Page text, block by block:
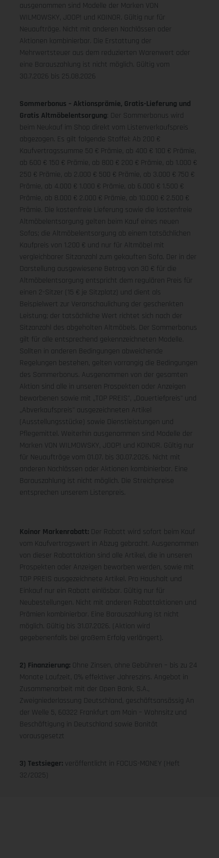
ausgenommen sind Modelle der Marken VON
WILMOWSKY, JOOP! und KOINOR. Gültig nur für
Neuaufträge. Nicht mit anderen Nachlässen oder
Aktionen kombinierbar. Die Erstattung der
Mehrwertsteuer aus dem reduzierten Warenwert oder
eine Barauszahlung ist nicht möglich. Gültig vom
30.7.2026 bis 25.08.2026
Sommerbonus – Aktionsprämie, Gratis-Lieferung und
Gratis Altmöbelentsorgung: Der Sommerbonus wird
beim Neukauf im Shop direkt vom Listenverkaufspreis
abgezogen. Es gilt folgende Staffel: Ab 200 €
Kaufvertragssumme 50 € Prämie, ab 400 € 100 € Prämie,
ab 600 € 150 € Prämie, ab 800 € 200 € Prämie, ab 1.000 €
250 € Prämie, ab 2.000 € 500 € Prämie, ab 3.000 € 750 €
Prämie, ab 4.000 € 1.000 € Prämie, ab 6.000 € 1.500 €
Prämie, ab 8.000 € 2.000 € Prämie, ab 10.000 € 2.500 €
Prämie. Die kostenfreie Lieferung sowie die kostenfreie
Altmöbelentsorgung gelten beim Kauf eines neuen
Sofas; die Altmöbelentsorgung ab einem tatsächlichen
Kaufpreis von 1.200 € und nur für Altmöbel mit
vergleichbarer Sitzanzahl zum gekauften Sofa. Der in der
Darstellung ausgewiesene Betrag von 30 € für die
Altmöbelentsorgung entspricht dem regulären Preis für
einen 2-Sitzer (15 € je Sitzplatz) und dient als
Beispielwert zur Veranschaulichung der geschenkten
Leistung; der tatsächliche Wert richtet sich nach der
Sitzanzahl des abgeholten Altmöbels. Der Sommerbonus
gilt für alle entsprechend gekennzeichneten Modelle.
Sollten in anderen Bedingungen abweichende
Regelungen bestehen, gelten vorrangig die Bedingungen
des Sommerbonus. Ausgenommen von der gesamten
Aktion sind alle in unseren Prospekten oder Anzeigen
beworbenen sowie mit „TOP PREIS", „Dauertiefpreis" und
„Abverkaufspreis" ausgezeichneten Artikel
(Ausstellungsstücke) sowie Dienstleistungen und
Pflegemittel. Weiterhin ausgenommen sind Modelle der
Marken VON WILMOWSKY, JOOP! und KOINOR. Gültig nur
für Neuaufträge vom 01.07. bis 30.07.2026. Nicht mit
anderen Nachlässen oder Aktionen kombinierbar. Eine
Barauszahlung ist nicht möglich. Die Streichpreise
entsprechen unserem Listenpreis.
Koinor Markenrabatt: Der Rabatt wird sofort beim Kauf
vom Kaufvertragswert in Abzug gebracht. Ausgenommen
von dieser Rabattaktion sind alle Artikel, die in unseren
Prospekten oder Anzeigen beworben werden, sowie mit
TOP PREIS ausgezeichnete Artikel. Pro Haushalt und
Einkauf nur ein Rabatt einlösbar. Gültig nur für
Neubestellungen. Nicht mit anderen Rabattaktionen und
Prämien kombinierbar. Eine Barauszahlung ist nicht
möglich. Gültig bis 31.07.2026. (Aktion wird
gegebenenfalls bei großem Erfolg verlängert).
2) Finanzierung: Ohne Zinsen, ohne Gebühren – bis zu 24
Monate Laufzeit, 0% effektiver Jahreszins. Angebot in
Zusammenarbeit mit der Open Bank, S.A.,
Zweigniederlassung Deutschland, geschäftsansässig An
der Welle 5, 60322 Frankfurt am Main – Wohnsitz und
Beschäftigung in Deutschland sowie Bonität
vorausgesetzt
3) Testsieger: veröffentlicht in FOCUS-MONEY (Heft
32/2025)